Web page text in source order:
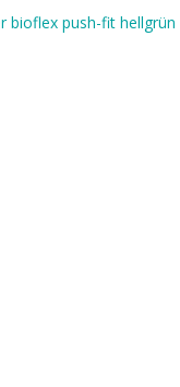
bioflex push-fit hellgrün